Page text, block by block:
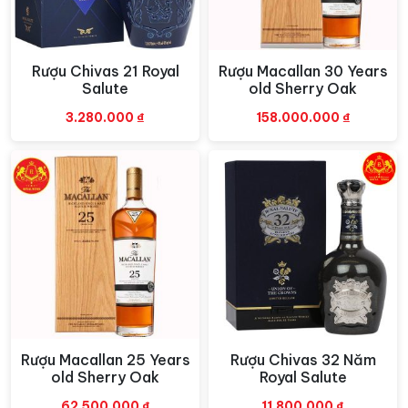
đồng người hâm mộ whisky trên khắp thế giới.
Rượu Hibiki 21 Years Cao Cấp
Hãng rượu Suntory – nhà sản xuất
Hibiki
Hãng rượu Suntory, một trong những nhà sản xuất rượu
Xem nhanh
Rượu Chivas 21 Royal
Salute
3.280.000 ₫
Xem nhanh
Rượu Macallan 30 Years
old Sherry Oak
158.000.000 ₫
Xem nhanh
Rượu Macallan 25 Years
old Sherry Oak
Xem nhanh
Rượu Chivas 32 Năm
Royal Salute